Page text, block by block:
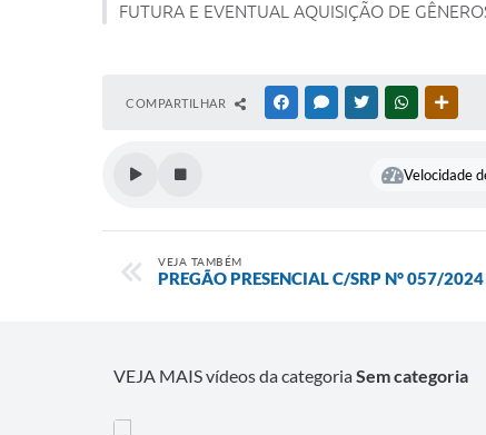
FUTURA E EVENTUAL AQUISIÇÃO DE
COMPARTILHAR FACEBOOKMESSENGER
TWITTERWHATSAPP
Velocidade
VEJA TAMBÉM
PREGÃO PRESENCIAL C/SRP N° 057/
VEJA MAIS vídeos da categoriaSem categoria